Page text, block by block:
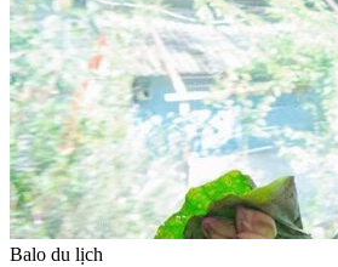
Balo du lịch